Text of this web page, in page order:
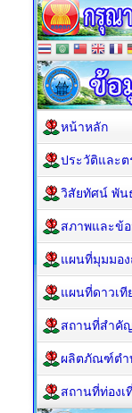
หน้าหลัก
ประวัติและ
วิสัยทัศน์ พัน
สภาพและข้
แผนที่มุมมอ
แผนที่ดาวเที
สถานที่สำคั
ผลิตภัณฑ์ตำ
สถานที่ท่องเ